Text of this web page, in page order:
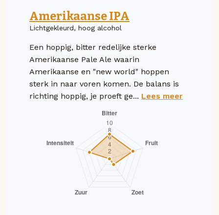
Amerikaanse IPA
Lichtgekleurd, hoog alcohol
Een hoppig, bitter redelijke sterke
Amerikaanse Pale Ale waarin
Amerikaanse en "new world" hoppen
sterk in naar voren komen. De balans is
richting hoppig, je proeft ge... Lees meer